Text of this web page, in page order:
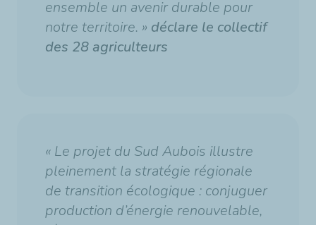
ensemble un avenir durable pour
notre territoire. » déclare le collectif
des 28 agriculteurs
« Le projet du Sud Aubois illustre
pleinement la stratégie régionale
de transition écologique : conjuguer
production d’énergie renouvelable,